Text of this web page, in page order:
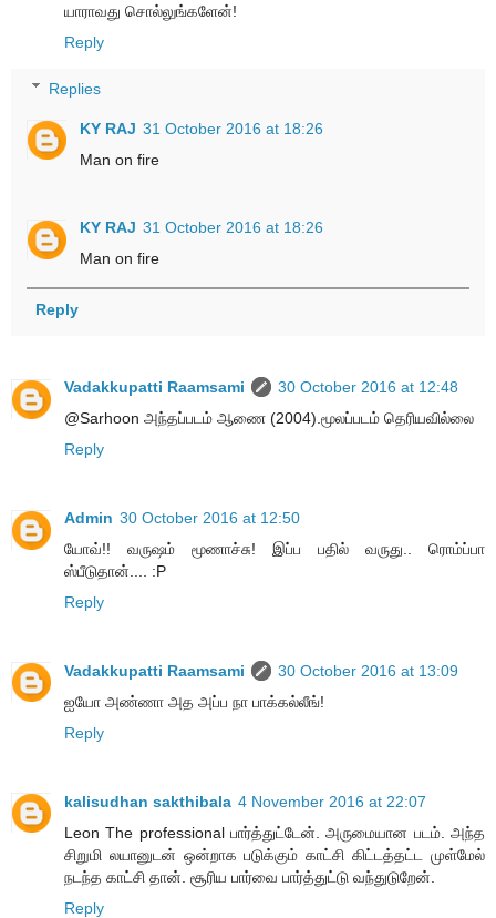
யாராவது சொல்லுங்களேன்!
Reply
Replies
KY RAJ 31 October 2016 at 18:26
Man on fire
KY RAJ 31 October 2016 at 18:26
Man on fire
Reply
Vadakkupatti Raamsami
30 October 2016 at 12:48
@Sarhoon அந்தப்படம் ஆணை (2004).மூலப்படம் தெரியவில்லை
Reply
Admin 30 October 2016 at 12:50
யோவ்!! வருஷம் மூணாச்சு! இப்ப பதில் வருது.. ரொம்ப்பா
ஸ்பீடுதான்.... :P
Reply
Vadakkupatti Raamsami
30 October 2016 at 13:09
ஐயோ அண்ணா அத அப்ப நா பாக்கல்லீங்!
Reply
kalisudhan sakthibala 4 November 2016 at 22:07
Leon The professional பார்த்துட்டேன். அருமையான படம். அந்த
சிறுமி லயானுடன் ஒன்றாக படுக்கும் காட்சி கிட்டத்தட்ட முள்மேல்
நடந்த காட்சி தான். சூரிய பார்வை பார்த்துட்டு வந்துடுறேன்.
Reply